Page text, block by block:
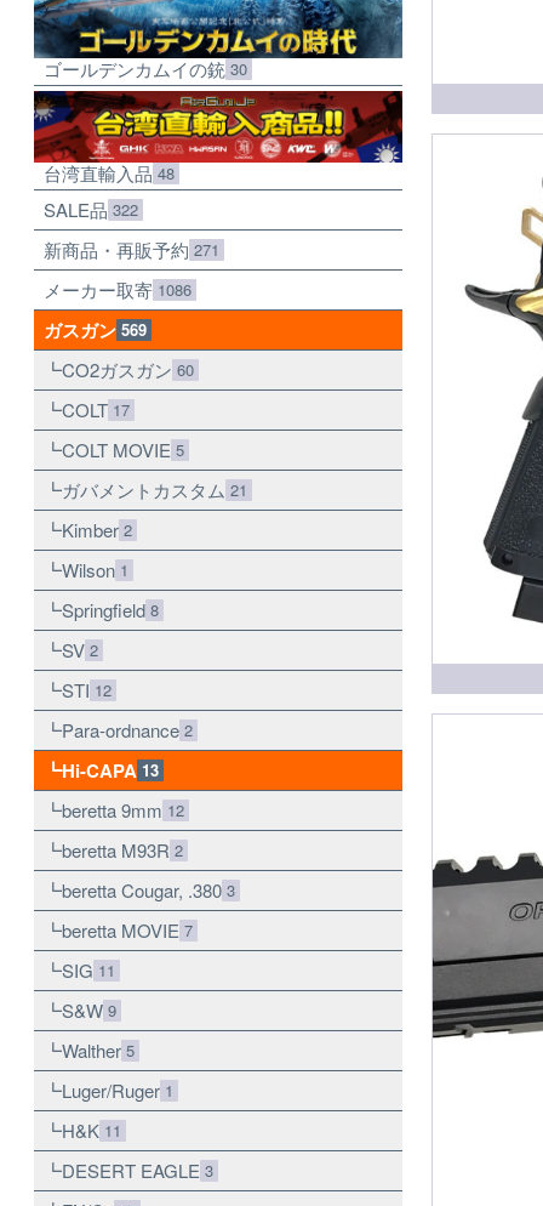
ゴールデンカムイの銃 30
台湾直輸入品 48
SALE品 322
新商品・再販予約 271
メーカー取寄 1086
ガスガン 569
CO2ガスガン 60
COLT 17
COLT MOVIE 5
ガバメントカスタム 21
Kimber 2
Wilson 1
Springfield 8
SV 2
STI 12
Para-ordnance 2
Hi-CAPA 13
beretta 9mm 12
beretta M93R 2
beretta Cougar, .380 3
beretta MOVIE 7
SIG 11
S&W 9
Walther 5
Luger/Ruger 1
H&K 11
DESERT EAGLE 3